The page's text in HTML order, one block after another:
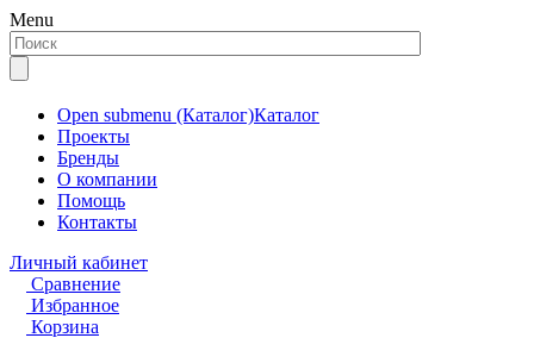
Menu
Open submenu (Каталог)Каталог
Проекты
Бренды
О компании
Помощь
Контакты
Личный кабинет
Сравнение
Избранное
Корзина